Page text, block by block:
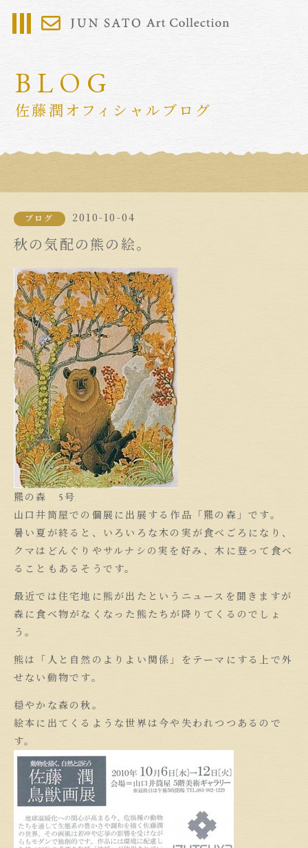
BLOG
佐藤潤オフィシャルブログ
ブログ 2010-10-04
秋の気配の熊の絵。
羆の森 5号
山口井筒屋での個展に出展する作品「羆の森」です。
暑い夏が終ると、いろいろな木の実が食べごろになり、
クマはどんぐりやサルナシの実を好み、木に登って食べ
ることもあるそうです。
最近では住宅地に熊が出たというニュースを聞きますが
森に食べ物がなくなった熊たちが降りてくるのでしょ
う。
熊は「人と自然のよりよい関係」をテーマにする上で外
せない動物です。
穏やかな森の秋。
絵本に出てくるような世界は今や失われつつあるので
す。